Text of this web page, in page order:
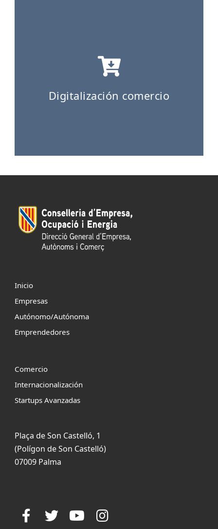
Digitalización comercio
Inicio
Empresas
Autónomo/Autónoma
Emprendedores
Comercio
Internacionalización
Startups Avanzadas
Plaça de Son Castelló, 1
(Polígon de Son Castelló)
07009 Palma